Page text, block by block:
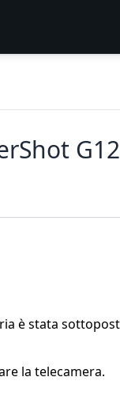
G12
è stata
la telecamera.